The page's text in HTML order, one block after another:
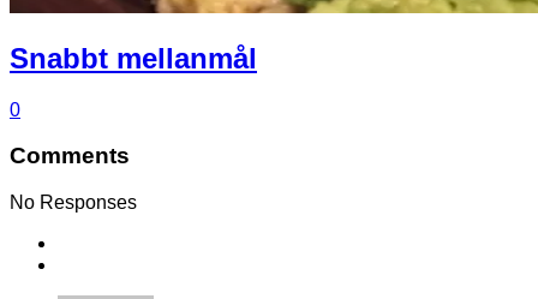
Snabbt mellanmål
0
Comments
No Responses